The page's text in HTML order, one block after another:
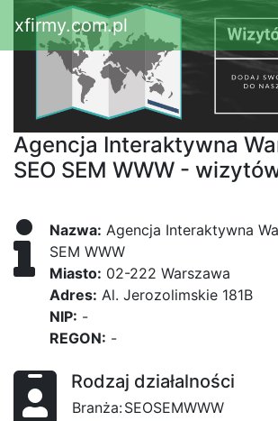
xfirmy.com.pl
Agencja Interaktywna
SEO SEM WWW -
Nazwa: Agencja Interaktywna
SEM WWW
Miasto: 02-222 Warszawa
Adres: Al. Jerozolimskie 181B
NIP: -
REGON: -
Rodzaj działalności
Branża:SEOSEMWWW